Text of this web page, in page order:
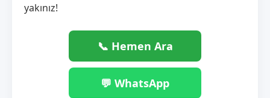
yakınız!
📞 Hemen Ara
💬 WhatsApp